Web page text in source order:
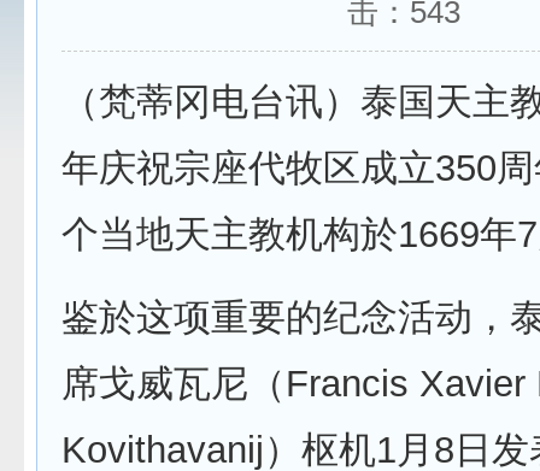
击： 543
（梵蒂冈电台讯）泰国天主
年庆祝宗座代牧区成立350
个当地天主教机构於1669年
鉴於这项重要的纪念活动，
席戈威瓦尼（Francis Xavier
Kovithavanij）枢机1月8日